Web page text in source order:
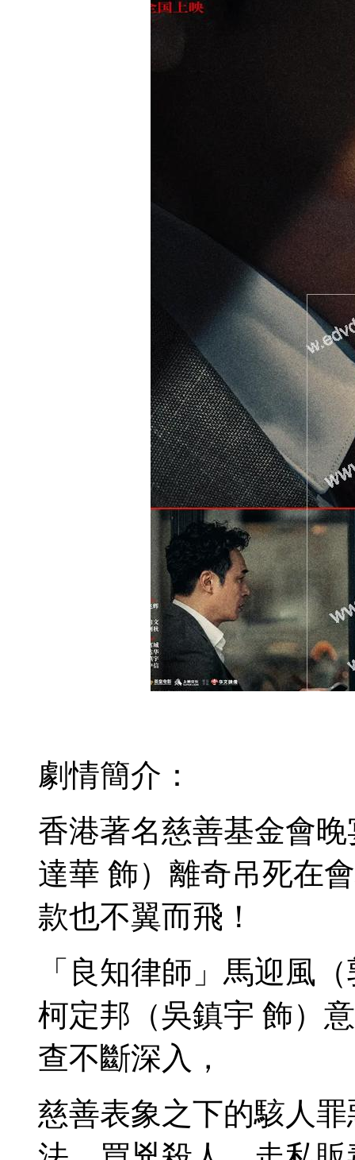
劇情簡介：
香港著名慈善基金會
達華 飾）離奇吊死在
款也不翼而飛！
「良知律師」馬迎風
柯定邦（吳鎮宇 飾）
查不斷深入，
慈善表象之下的駭人